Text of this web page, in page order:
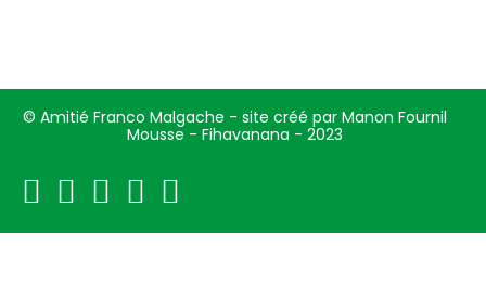
© Amitié Franco Malgache - site créé par Manon Fournil
Mousse - Fihavanana - 2023